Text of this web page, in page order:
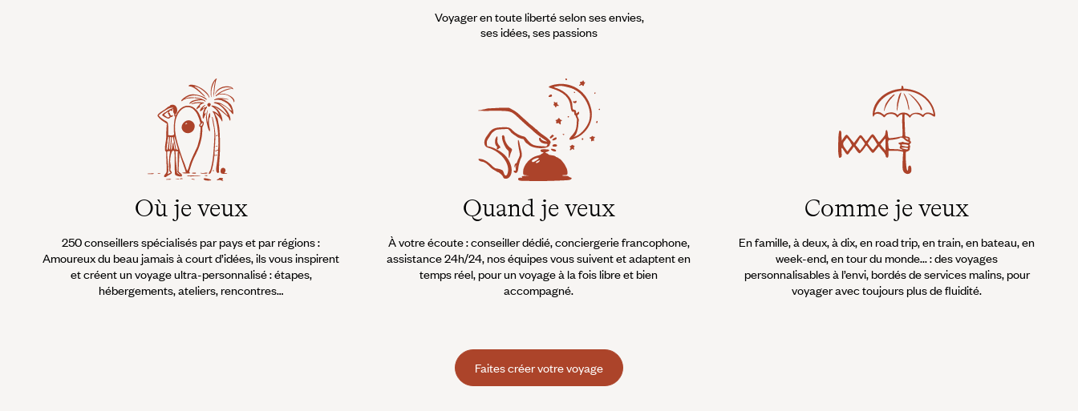
Voyager en toute liberté selon ses envies,
ses idées, ses passions
Où je veux
250 conseillers spécialisés par pays et par régions :
Amoureux du beau jamais à court d’idées, ils vous inspirent
et créent un voyage ultra-personnalisé : étapes,
hébergements, ateliers, rencontres…
Quand je veux
À votre écoute : conseiller dédié, conciergerie francophone,
assistance 24h/24, nos équipes vous suivent et adaptent en
temps réel, pour un voyage à la fois libre et bien
accompagné.
Comme je veux
En famille, à deux, à dix, en road trip, en train, en bateau, en
week-end, en tour du monde... : des voyages
personnalisables à l’envi, bordés de services malins, pour
voyager avec toujours plus de fluidité.
Faites créer votre voyage